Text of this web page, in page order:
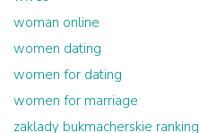
woman online
women dating
women for dating
women for marriage
zaklady bukmacherskie ranking